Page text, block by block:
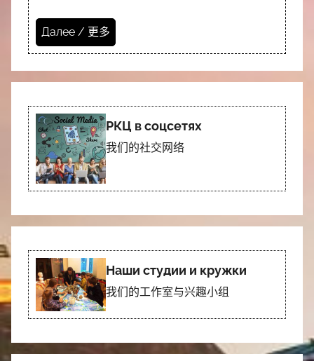
Далее / 更多
РКЦ в соцсетях
我们的社交网络
Наши студии и кружки
我们的工作室与兴趣小组